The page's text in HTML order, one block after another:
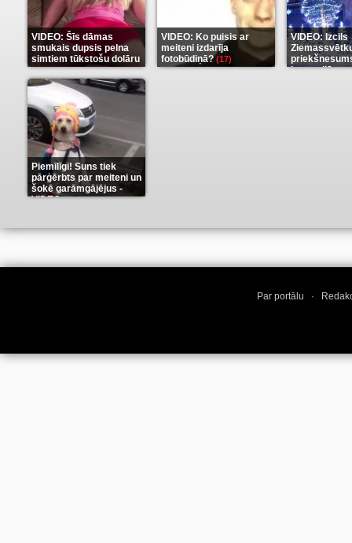
VIDEO: Šīs dāmas
smukais dupsis pelna
simtiem tūkstošu dolāru
(9)
VIDEO: Ko puisis ar
meiteni izdarīja
fotobūdiņā?(17)
VIDEO: Izcils
karu stilā(7)
Piemīlīgi! Suns tiek
pārģērbts par meiteni un
šokē garāmgājējus -
VIDEO(8)
Par portālu ·